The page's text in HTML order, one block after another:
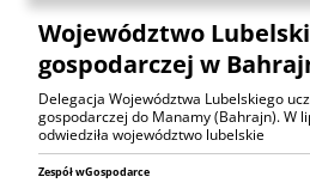
Województwo
gospodarczej w
Delegacja Województwa Lubelskiego
gospodarczej do Manamy (Bahrajn). W
odwiedziła województwo lubelskie
Zespół wGospodarce